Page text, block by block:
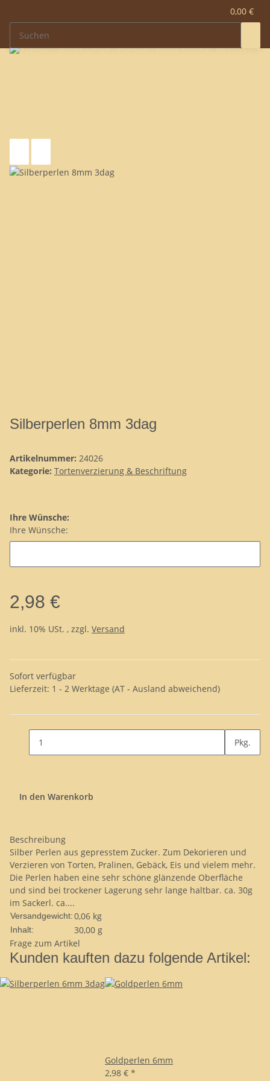
0,00 €
Silberperlen 8mm 3dag
Artikelnummer: 24026
Kategorie: Tortenverzierung & Beschriftung
Ihre Wünsche:
Ihre Wünsche:
2,98 €
inkl. 10% USt. , zzgl. Versand
Sofort verfügbar
Lieferzeit: 1 - 2 Werktage (AT - Ausland abweichend)
Pkg.
In den Warenkorb
Beschreibung
Silber Perlen aus gepresstem Zucker. Zum Dekorieren und
Verzieren von Torten, Pralinen, Gebäck, Eis und vielem mehr.
Die Perlen haben eine sehr schöne glänzende Oberfläche
und sind bei trockener Lagerung sehr lange haltbar. ca. 30g
im Sackerl. ca....
Versandgewicht:0,06 kg
Inhalt:
30,00 g
Frage zum Artikel
Kunden kauften dazu folgende Artikel:
Goldperlen 6mm
2,98 € *